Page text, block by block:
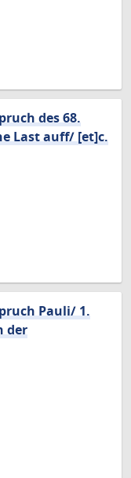
des 68.
Last auff/ [et]c.
Pauli/ 1.
der